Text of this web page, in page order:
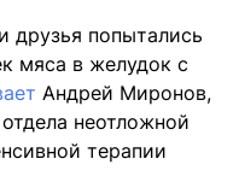
друзья попытались
мяса в желудок с
Андрей Миронов,
неотложной
терапии